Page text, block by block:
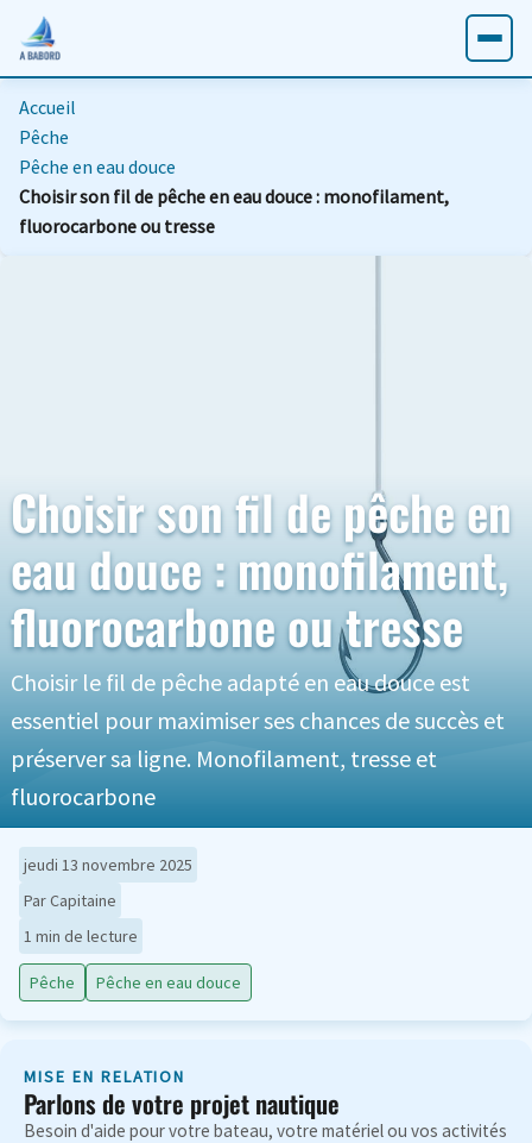
Accueil
Pêche
Pêche en eau douce
Choisir son fil de pêche en eau douce : monofilament,
fluorocarbone ou tresse
Choisir son fil de pêche en
eau douce : monofilament,
fluorocarbone ou tresse
Choisir le fil de pêche adapté en eau douce est
essentiel pour maximiser ses chances de succès et
préserver sa ligne. Monofilament, tresse et
fluorocarbone
jeudi 13 novembre 2025
Par Capitaine
1 min de lecture
Pêche Pêche en eau douce
MISE EN RELATION
Parlons de votre projet nautique
Besoin d'aide pour votre bateau, votre matériel ou vos activités